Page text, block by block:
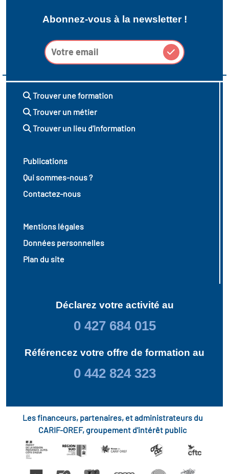
Abonnez-vous à la newsletter !
Trouver une formation
Trouver un métier
Trouver un lieu d'information
Publications
Qui sommes-nous ?
Contactez-nous
Mentions légales
Données personnelles
Plan du site
Déclarez votre activité au
0 427 684 015
Référencez votre offre de formation au
0 442 824 323
Les financeurs, partenaires, et administrateurs du
CARIF-OREF, groupement d'intérêt public